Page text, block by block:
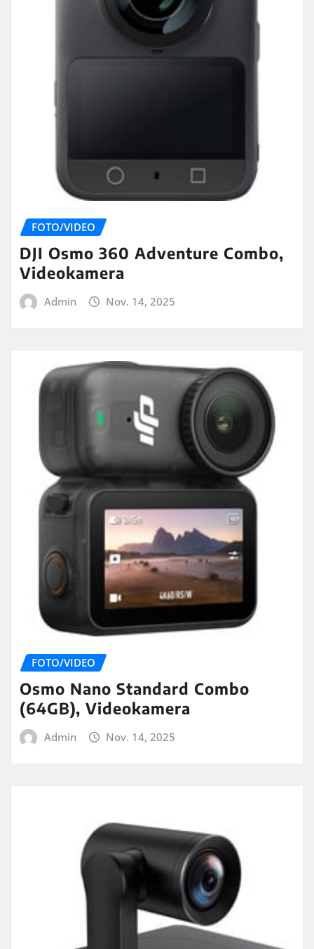
FOTO/VIDEO
DJI Osmo 360 Adventure Combo,
Videokamera
Admin Nov. 14, 2025
FOTO/VIDEO
Osmo Nano Standard Combo
(64GB), Videokamera
Admin Nov. 14, 2025